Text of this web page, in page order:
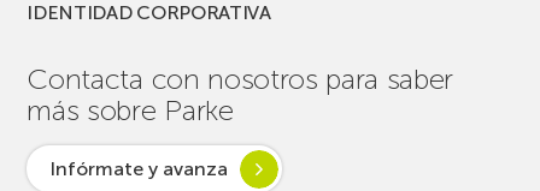
IDENTIDAD CORPORATIVA
Contacta con nosotros para saber
más sobre Parke
Infórmate y avanza